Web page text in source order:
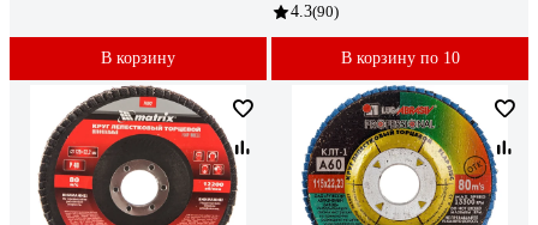
В корзину
4.3(90)
В корзину по 10